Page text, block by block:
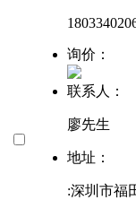
询价：
联系人：
廖先生
地址：
:深圳市福